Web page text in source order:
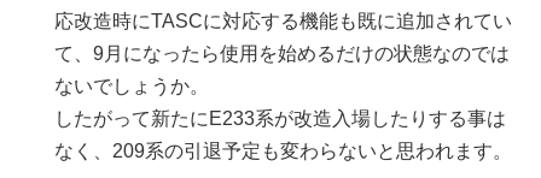
応改造時にTASCに対応する機能も既に追加されてい
て、9月になったら使用を始めるだけの状態なのでは
ないでしょうか。
したがって新たにE233系が改造入場したりする事は
なく、209系の引退予定も変わらないと思われます。